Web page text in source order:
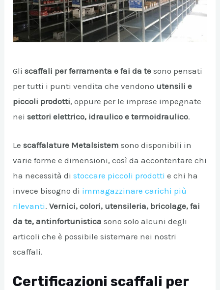
Gliscaffali per ferramenta e fai da te sono pensati
per tutti i punti vendita che vendono utensili e
piccoli prodotti, oppure per le imprese impegnate
neisettori elettrico, idraulico e termoidraulico.
Lescaffalature Metalsistem sono disponibili in
varie forme e dimensioni, così da accontentare chi
ha necessità distoccare piccoli prodotti e chi ha
invece bisogno di immagazzinare carichi più
rilevanti.Vernici, colori, utensileria, bricolage, fai
da te, antinfortunistica sono solo alcuni degli
articoli che è possibile sistemare nei nostri
scaffali.
Certificazioni scaffali per
DISATTIVA
DISATTIVA
DISATTIVA